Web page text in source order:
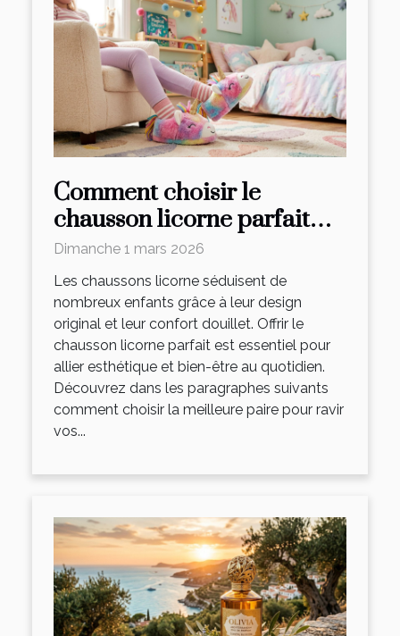
Comment choisir le
chausson licorne parfait
pour vos enfants ?
Dimanche 1 mars 2026
Les chaussons licorne séduisent de
nombreux enfants grâce à leur design
original et leur confort douillet. Offrir le
chausson licorne parfait est essentiel pour
allier esthétique et bien-être au quotidien.
Découvrez dans les paragraphes suivants
comment choisir la meilleure paire pour ravir
vos...